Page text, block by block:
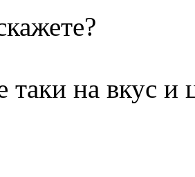
таки на вкус и